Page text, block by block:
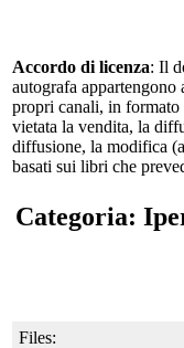
Accordo di licenza: Il
autografa
propri canali, in formato
vietata la vendita, la
diffusione, la modifica
basati sui libri che
Categoria:
Files: